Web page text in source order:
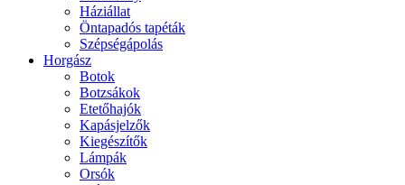
Háziállat
Öntapadós tapéták
Szépségápolás
Horgász
Botok
Botzsákok
Etetőhajók
Kapásjelzők
Kiegészítők
Lámpák
Orsók